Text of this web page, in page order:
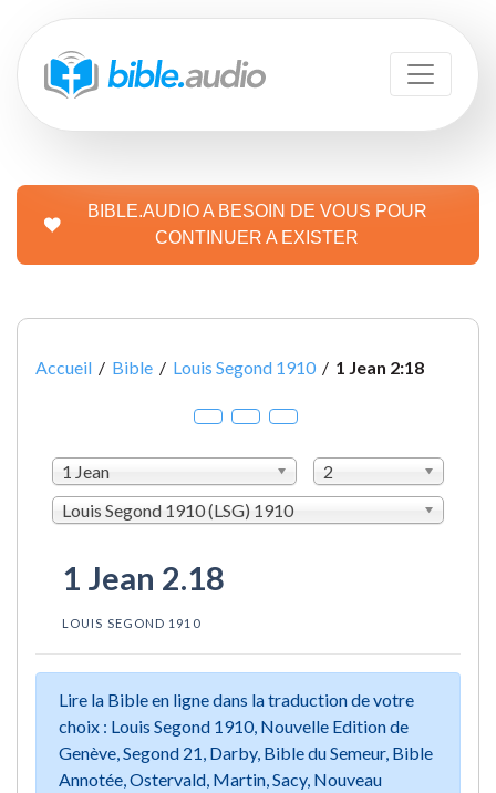
BIBLE.AUDIO A BESOIN DE VOUS POUR
CONTINUER A EXISTER
Accueil / Bible / Louis Segond 1910 / 1 Jean 2:18
1 Jean
2
Louis Segond 1910 (LSG) 1910
1 Jean 2.18
LOUIS SEGOND 1910
Lire la Bible en ligne dans la traduction de votre
choix : Louis Segond 1910, Nouvelle Edition de
Genève, Segond 21, Darby, Bible du Semeur, Bible
Annotée, Ostervald, Martin, Sacy, Nouveau